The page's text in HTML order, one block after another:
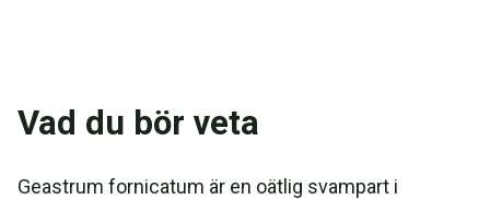
Vad du bör veta
Geastrum fornicatum är en oätlig svampart i